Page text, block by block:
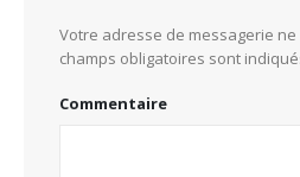
Votre adresse de messagerie
champs obligatoires sont
Commentaire